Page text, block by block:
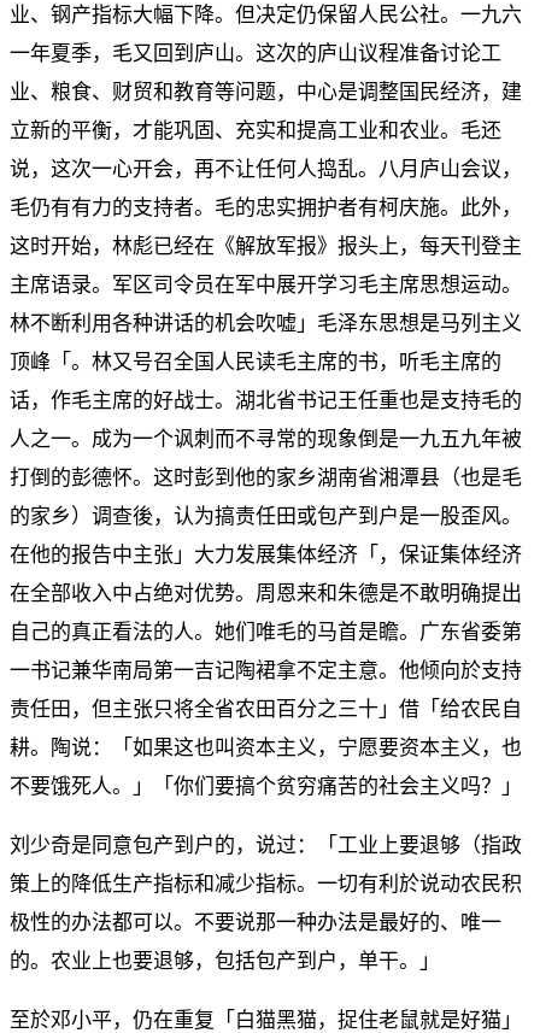
业、钢产指标大幅下降。但决定仍保留人民公社。一九六
一年夏季，毛又回到庐山。这次的庐山议程准备讨论工
业、粮食、财贸和教育等问题，中心是调整国民经济，建
立新的平衡，才能巩固、充实和提高工业和农业。毛还
说，这次一心开会，再不让任何人捣乱。八月庐山会议，
毛仍有有力的支持者。毛的忠实拥护者有柯庆施。此外，
这时开始，林彪已经在《解放军报》报头上，每天刊登主
主席语录。军区司令员在军中展开学习毛主席思想运动。
林不断利用各种讲话的机会吹嘘」毛泽东思想是马列主义
顶峰「。林又号召全国人民读毛主席的书，听毛主席的
话，作毛主席的好战士。湖北省书记王任重也是支持毛的
人之一。成为一个讽刺而不寻常的现象倒是一九五九年被
打倒的彭德怀。这时彭到他的家乡湖南省湘潭县（也是毛
的家乡）调查後，认为搞责任田或包产到户是一股歪风。
在他的报告中主张」大力发展集体经济「，保证集体经济
在全部收入中占绝对优势。周恩来和朱德是不敢明确提出
自己的真正看法的人。她们唯毛的马首是瞻。广东省委第
一书记兼华南局第一吉记陶裙拿不定主意。他倾向於支持
责任田，但主张只将全省农田百分之三十」借「给农民自
耕。陶说：「如果这也叫资本主义，宁愿要资本主义，也
不要饿死人。」「你们要搞个贫穷痛苦的社会主义吗？」
刘少奇是同意包产到户的，说过：「工业上要退够（指政
策上的降低生产指标和减少指标。一切有利於说动农民积
极性的办法都可以。不要说那一种办法是最好的、唯一
的。农业上也要退够，包括包产到户，单干。」
至於邓小平，仍在重复「白猫黑猫，捉住老鼠就是好猫」